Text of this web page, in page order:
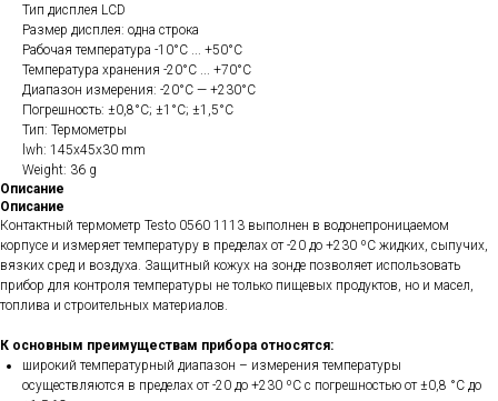
Тип дисплея LCD
Размер дисплея: одна строка
Рабочая температура -10°C ... +50°C
Температура хранения -20°C ... +70°C
Диапазон измерения: -20°С — +230°С
Погрешность: ±0,8°C; ±1°C; ±1,5°C
Тип: Термометры
lwh: 145x45x30 mm
Weight: 36 g
Описание
Описание
Контактный термометр Testo 0560 1113 выполнен в водонепроницаемом
корпусе и измеряет температуру в пределах от -20 до +230 ºC жидких, сыпучих,
вязких сред и воздуха. Защитный кожух на зонде позволяет использовать
прибор для контроля температуры не только пищевых продуктов, но и масел,
топлива и строительных материалов.
К основным преимуществам прибора относятся:
широкий температурный диапазон – измерения температуры
осуществляются в пределах от -20 до +230 ºC с погрешностью от ±0,8 °C до